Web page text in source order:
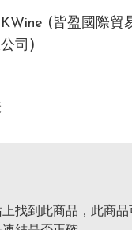
(皆盈國際貿易
司)
找到此商品，此商品